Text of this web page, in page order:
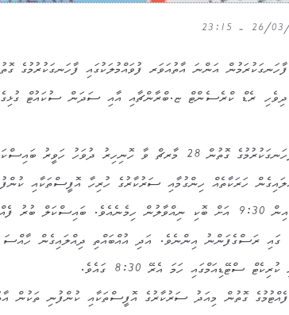
އަންނަ އާތުއަވަރ ފުވައްމުލަކުގައި ފާހަނގަކުރުމުގެ
ދިވެހި ރެޑް ކްރެސެންޓް ޏ.ބްރާންޗާއި އާއި ސަދަން ސުކައުޓް
އާތު އަވަރ ފާހަނގަކުރުމުގެ ގޮތުން 28 މާރޗް ވާ ހޮނިހިރު
ހަރަކާތެއް ހިންގުމާއި ސަރުކާރުގެ ހުރިހާ އޮފީސްތަކާއި
އެރޭ 8:30 އިން 9:30 އަށް ބޮކި ނިއްވާލުން ހިމެނެއެވެ. ބައިސްކަލް
ދުވަހު 4:30 ގައި ރަސްގެފަންނު އިންނެވެ. އަދި އުއްބައްތި ދިއްލައިގެން
ސްޓޭޑިއަމްގައި ހަމަ އެރޭ 8:30 ގައެވެ.
ފެއްޓުމުގެ ގޮތުން މިއަދު ސަރުކާރުގެ އޮފީސްތަކާއި ކުންފުނި ތަކުން